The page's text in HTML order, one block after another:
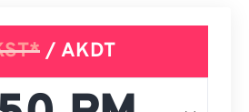
/ AKDT